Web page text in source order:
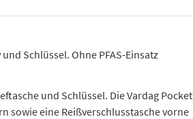
Schlüssel. Ohne PFAS-Einsatz
und Schlüssel. Die Vardag Pocket
sowie eine Reißverschlusstasche vorne